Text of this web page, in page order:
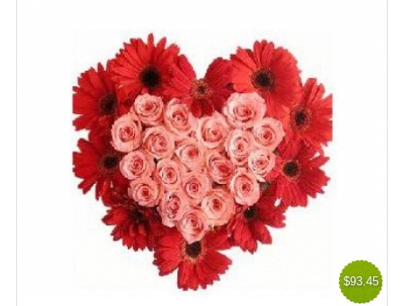
$93.45